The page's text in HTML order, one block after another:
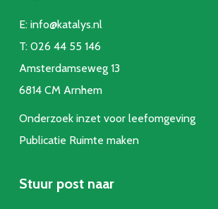
E: info@katalys.nl
T: 026 44 55 146
Amsterdamseweg 13
6814 CM Arnhem
Onderzoek inzet voor leefomgeving
Publicatie Ruimte maken
Stuur post naar